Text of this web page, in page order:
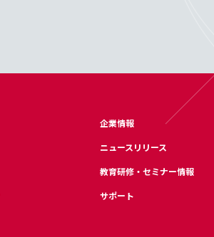
企業情報
ニュースリリース
教育研修・セミナー情報
サポート